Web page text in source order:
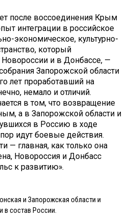
после воссоединения Крым
интеграции в российское
экономическое, культурно-
который
Новороссии и в Донбассе, —
Запорожской области
лет проработавший на
немало и отличий.
в том, что возвращение
а в Запорожской области и
в Россию в ходе
идут боевые действия.
— главная, как только она
Новороссия и Донбасс
к развитию».
и Запорожская области и
в состав России.